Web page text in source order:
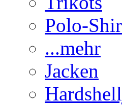
Polo-
...mehr
Jacken